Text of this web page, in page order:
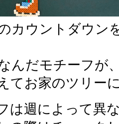
カウントダウン
んだモチーフが
てお家のツリー
は週によって異